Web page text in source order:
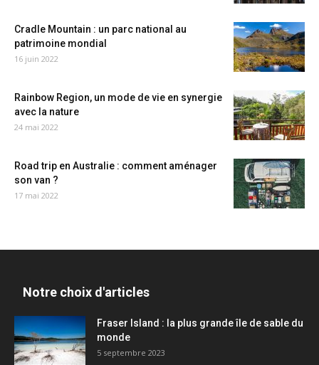
Cradle Mountain : un parc national au
patrimoine mondial
16 juin 2022
Rainbow Region, un mode de vie en synergie
avec la nature
24 mai 2022
Road trip en Australie : comment aménager
son van ?
17 mai 2022
Notre choix d'articles
Fraser Island : la plus grande île de sable du
monde
5 septembre 2023